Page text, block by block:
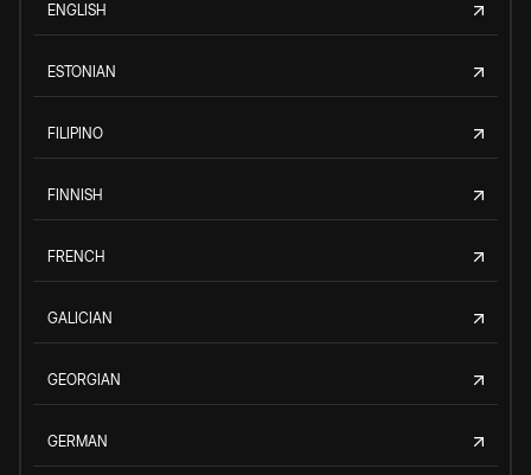
ENGLISH
ESTONIAN
FILIPINO
FINNISH
FRENCH
GALICIAN
GEORGIAN
GERMAN